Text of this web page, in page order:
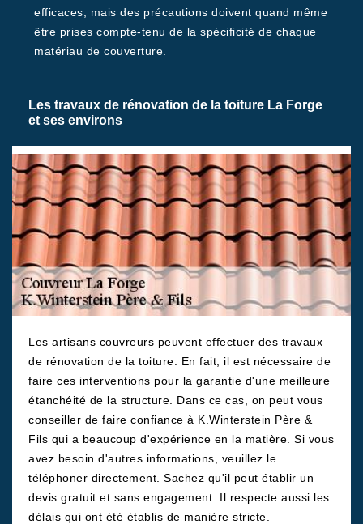
efficaces, mais des précautions doivent quand même
être prises compte-tenu de la spécificité de chaque
matériau de couverture.
Les travaux de rénovation de la toiture La Forge
et ses environs
Les artisans couvreurs peuvent effectuer des travaux
de rénovation de la toiture. En fait, il est nécessaire de
faire ces interventions pour la garantie d'une meilleure
étanchéité de la structure. Dans ce cas, on peut vous
conseiller de faire confiance à K.Winterstein Père &
Fils qui a beaucoup d'expérience en la matière. Si vous
avez besoin d'autres informations, veuillez le
téléphoner directement. Sachez qu'il peut établir un
devis gratuit et sans engagement. Il respecte aussi les
délais qui ont été établis de manière stricte.